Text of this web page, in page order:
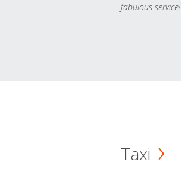
fabulous service!
Taxi